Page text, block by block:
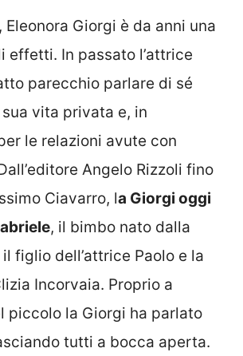
Eleonora Giorgi è da anni una
effetti. In passato l’attrice
parecchio parlare di sé
vita privata e, in
le relazioni avute con
Angelo Rizzoli fino
Ciavarro, la Giorgi oggi
, il bimbo nato dalla
figlio dell’attrice Paolo e la
Incorvaia. Proprio a
piccolo la Giorgi ha parlato
tutti a bocca aperta.